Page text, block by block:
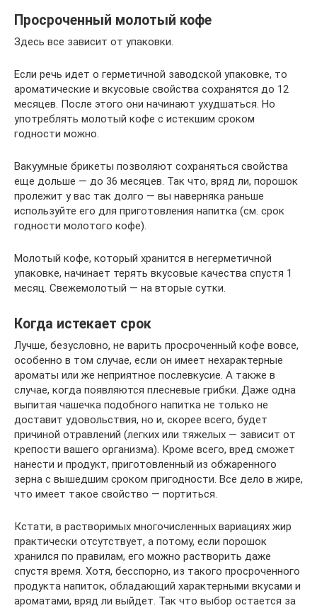
Просроченный молотый кофе
Здесь все зависит от упаковки.
Если речь идет о герметичной заводской упаковке, то
ароматические и вкусовые свойства сохранятся до 12
месяцев. После этого они начинают ухудшаться. Но
употреблять молотый кофе с истекшим сроком
годности можно.
Вакуумные брикеты позволяют сохраняться свойства
еще дольше — до 36 месяцев. Так что, вряд ли, порошок
пролежит у вас так долго — вы наверняка раньше
используйте его для приготовления напитка (см. срок
годности молотого кофе).
Молотый кофе, который хранится в негерметичной
упаковке, начинает терять вкусовые качества спустя 1
месяц. Свежемолотый — на вторые сутки.
Когда истекает срок
Лучше, безусловно, не варить просроченный кофе вовсе,
особенно в том случае, если он имеет нехарактерные
ароматы или же неприятное послевкусие. А также в
случае, когда появляются плесневые грибки. Даже одна
выпитая чашечка подобного напитка не только не
доставит удовольствия, но и, скорее всего, будет
причиной отравлений (легких или тяжелых — зависит от
крепости вашего организма). Кроме всего, вред сможет
нанести и продукт, приготовленный из обжаренного
зерна с вышедшим сроком пригодности. Все дело в жире,
что имеет такое свойство — портиться.
Кстати, в растворимых многочисленных вариациях жир
практически отсутствует, а потому, если порошок
хранился по правилам, его можно растворить даже
спустя время. Хотя, бесспорно, из такого просроченного
продукта напиток, обладающий характерными вкусами и
ароматами, вряд ли выйдет. Так что выбор остается за